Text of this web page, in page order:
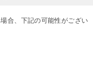
合、下記の可能性がござい